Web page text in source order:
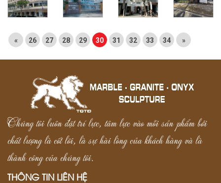
« 26 27 28 29 30 31 32 33 34 »
Chúng tôi luôn đặt trí lực, tâm lực vào mỗi sản phẩm bởi
chất lượng là cốt lõi, là sự hài lòng của khách hàng và là
thành công của chúng tôi.
THÔNG TIN LIÊN HỆ